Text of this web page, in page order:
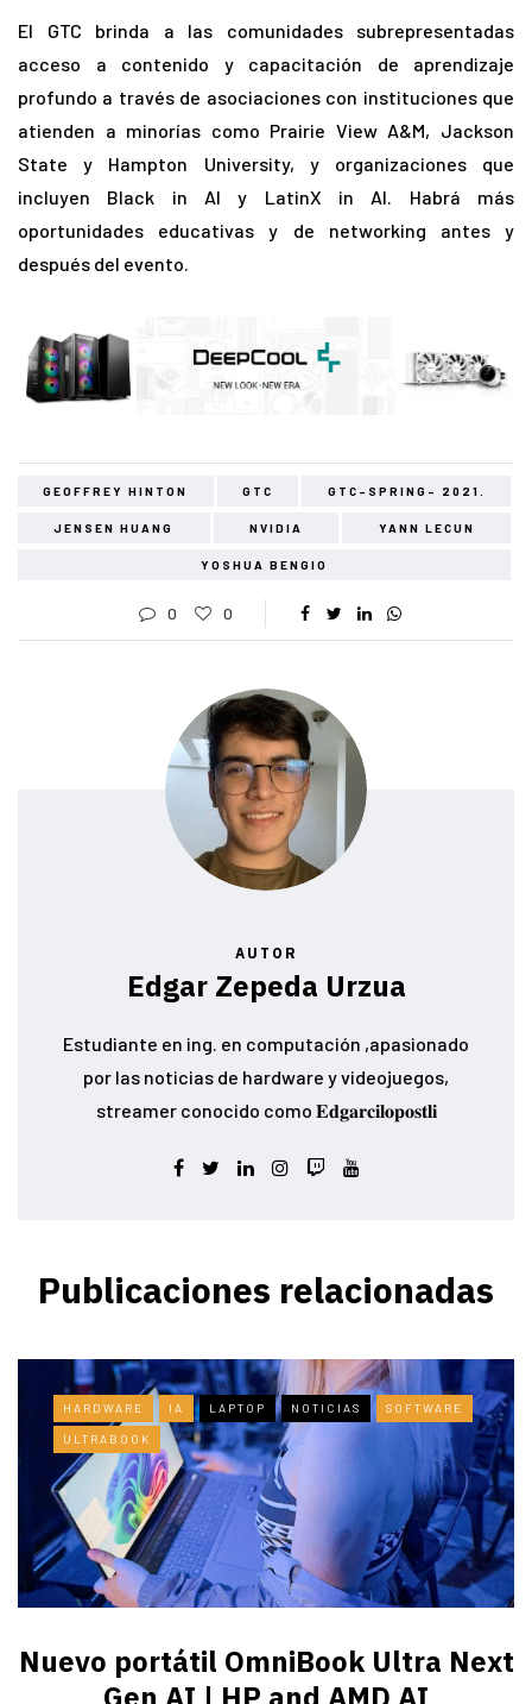
El GTC brinda a las comunidades subrepresentadas
acceso a contenido y capacitación de aprendizaje
profundo a través de asociaciones con instituciones que
atienden a minorías como Prairie View A&M, Jackson
State y Hampton University, y organizaciones que
incluyen Black in AI y LatinX in AI. Habrá más
oportunidades educativas y de networking antes y
después del evento.
GEOFFREY HINTON GTC GTC-SPRING- 2021.
JENSEN HUANG NVIDIA YANN LECUN
YOSHUA BENGIO
0 0
AUTOR
Edgar Zepeda Urzua
Estudiante en ing. en computación ,apasionado
por las noticias de hardware y videojuegos,
streamer conocido como 𝐄𝐝𝐠𝐚𝐫𝐜𝐢𝐥𝐨𝐩𝐨𝐬𝐭𝐥𝐢
Publicaciones relacionadas
HARDWARE IA LAPTOP NOTICIAS SOFTWARE
ULTRABOOK
Nuevo portátil OmniBook Ultra ​Next
Gen AI | HP and AMD AI